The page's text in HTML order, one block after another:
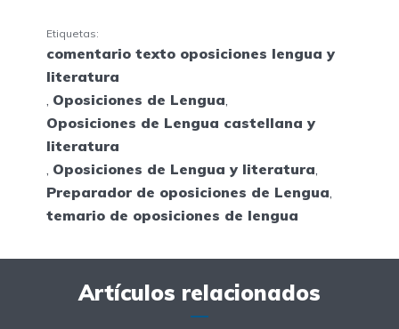
Etiquetas:
comentario texto oposiciones lengua y
literatura
, Oposiciones de Lengua,
Oposiciones de Lengua castellana y
literatura
, Oposiciones de Lengua y literatura,
Preparador de oposiciones de Lengua,
temario de oposiciones de lengua
Artículos relacionados